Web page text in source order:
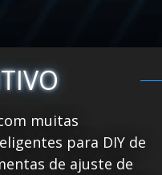
muitas
para DIY de
de ajuste de